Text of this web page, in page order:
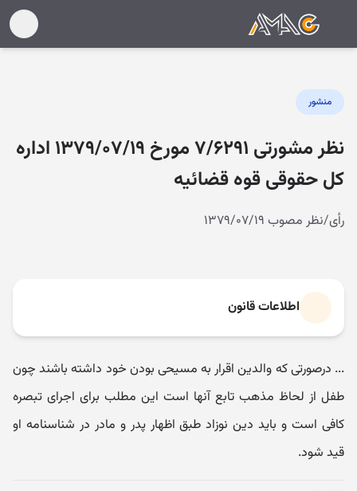
منشور
نظر مشورتی ۷/۶۲۹۱ مورخ ۱۳۷۹/۰۷/۱۹ اداره
کل حقوقی قوه قضائیه
رأی/نظر مصوب ۱۳۷۹/۰۷/۱۹
اطلاعات قانون
... درصورتی که والدین اقرار به مسیحی بودن خود داشته باشند چون
طفل از لحاظ مذهب تابع آنها است این مطلب برای اجرای تبصره
کافی است و باید دین نوزاد طبق اظهار پدر و مادر در شناسنامه او
قید شود.